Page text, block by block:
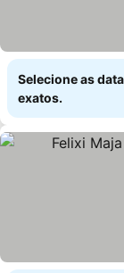
Selecione as
exatos.